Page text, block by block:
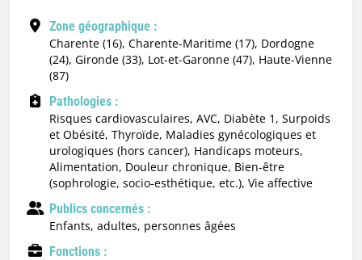
Zone géographique :
Charente (16), Charente-Maritime (17), Dordogne
(24), Gironde (33), Lot-et-Garonne (47), Haute-Vienne
(87)
Pathologies :
Risques cardiovasculaires, AVC, Diabète 1, Surpoids
et Obésité, Thyroïde, Maladies gynécologiques et
urologiques (hors cancer), Handicaps moteurs,
Alimentation, Douleur chronique, Bien-être
(sophrologie, socio-esthétique, etc.), Vie affective
Publics concernés :
enfants, adultes, personnes âgées
Fonctions :